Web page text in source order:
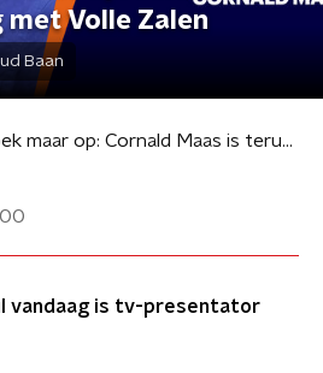
met Volle Zalen
Baan
Haal het doek maar op: Cornald Maas is terug met Volle Zalen
vandaag is tv-presentator